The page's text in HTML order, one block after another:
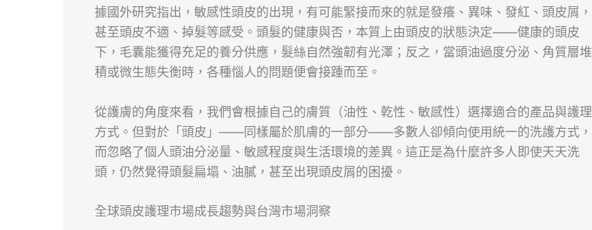
據國外研究指出，敏感性頭皮的出現，有可能緊接而來的就是發癢、異味、發紅、頭皮屑，
甚至頭皮不適、掉髮等感受。頭髮的健康與否，本質上由頭皮的狀態決定——健康的頭皮
下，毛囊能獲得充足的養分供應，髮絲自然強韌有光澤；反之，當頭油過度分泌、角質層堆
積或微生態失衡時，各種惱人的問題便會接踵而至。
從護膚的角度來看，我們會根據自己的膚質（油性、乾性、敏感性）選擇適合的產品與護理
方式。但對於「頭皮」——同樣屬於肌膚的一部分——多數人卻傾向使用統一的洗護方式，
而忽略了個人頭油分泌量、敏感程度與生活環境的差異。這正是為什麼許多人即使天天洗
頭，仍然覺得頭髮扁塌、油膩，甚至出現頭皮屑的困擾。
全球頭皮護理市場成長趨勢與台灣市場洞察